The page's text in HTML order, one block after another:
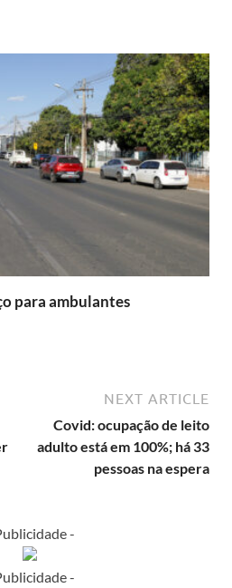
para ambulantes
NEXT ARTICLE
Covid: ocupação de leito
adulto está em 100%; há 33
pessoas na espera
-
-